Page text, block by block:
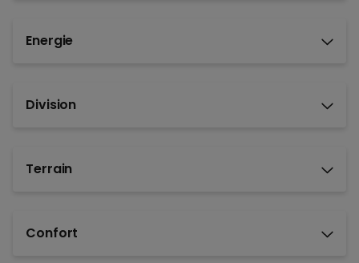
Energie
Division
Terrain
Confort